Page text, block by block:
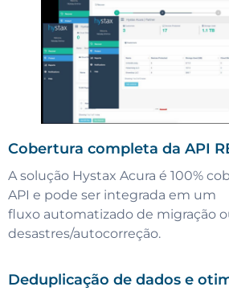
Cobertura completa da API
A solução Hystax Acura é 100%
API e pode ser integrada em um
fluxo automatizado de migração
desastres/autocorreção.
Deduplicação de dados e